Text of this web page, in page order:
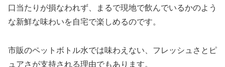
口当たりが損なわれず、まるで現地で飲んでいるかのよう
な新鮮な味わいを自宅で楽しめるのです。
市販のペットボトル水では味わえない、フレッシュさとピ
ュアさが支持される理由でもあります。